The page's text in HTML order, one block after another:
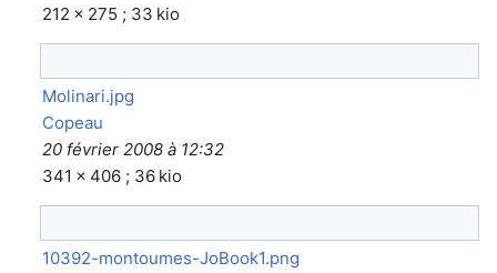
212 × 275 ; 33 kio
Molinari.jpg
Copeau
20 février 2008 à 12:32
341 × 406 ; 36 kio
10392-montoumes-JoBook1.png